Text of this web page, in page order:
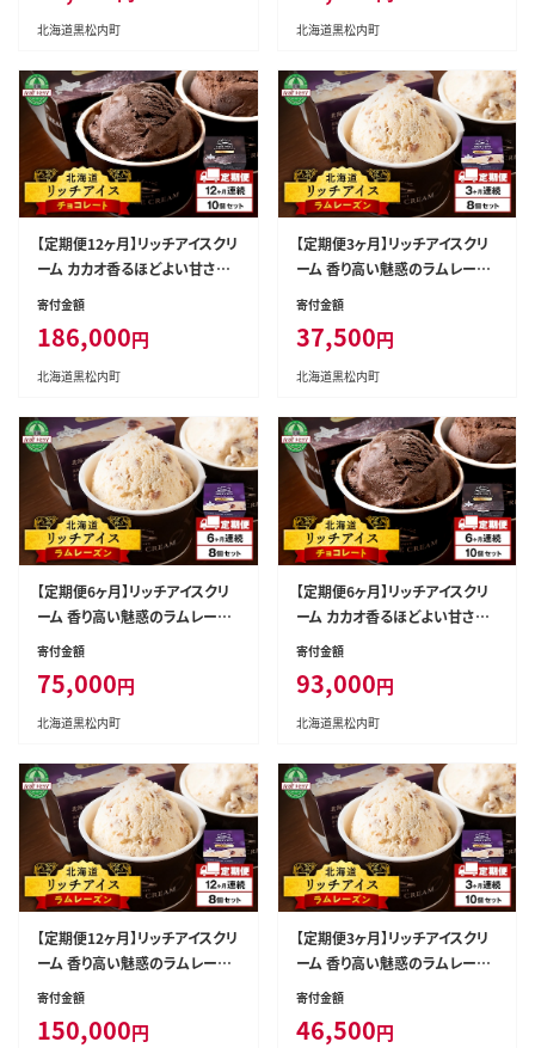
北海道黒松内町 北海道黒松内町
【定期便12ヶ月】リッチアイスクリ
ーム カカオ香るほどよい甘さの
チョコレート 10個セット（100m
寄付金額
186,000円
北海道黒松内町
【定期便3ヶ月】リッチアイスクリ
ーム 香り高い魅惑のラムレーズ
ン 8個セット（100ml）
寄付金額
37,500円
北海道黒松内町
【定期便6ヶ月】リッチアイスクリ
ーム 香り高い魅惑のラムレーズ
ン 8個セット（100ml）
寄付金額
75,000円
北海道黒松内町
【定期便6ヶ月】リッチアイスクリ
ーム カカオ香るほどよい甘さの
チョコレート 10個セット（100m
寄付金額
93,000円
北海道黒松内町
【定期便12ヶ月】リッチアイスクリ
ーム 香り高い魅惑のラムレーズ
ン 8個セット（100ml）
寄付金額
150,000円
【定期便3ヶ月】リッチアイスクリ
ーム 香り高い魅惑のラムレーズ
ン 10個セット（100ml）
寄付金額
46,500円